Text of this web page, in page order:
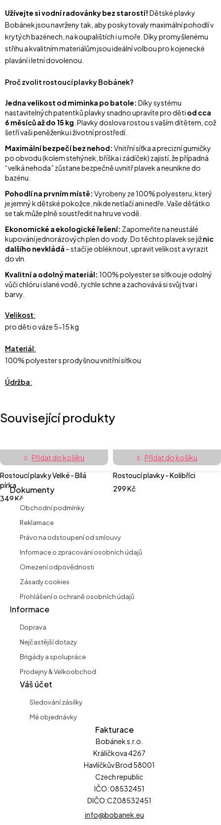
Užívejte si vodní radovánky bez starostí! Dětské plavky
Bobánek jsou navrženy tak, aby poskytovaly maximální pohodlí v
krytých bazénech, na koupalištích i u moře. Díky promyšlenému
střihu a kvalitním materiálům jsou ideální volbou pro kojenecké
plavání i letní dovolenou.
Proč zvolit rostoucí plavky Bobánek?
Jedna velikost od miminka po batole: Díky systému
nastavitelných patentků plavky snadno upravíte pro děti od cca
6 měsíců až do 15 kg . Plavky doslova rostou s vaším dítětem, což
šetří vaši peněženku i životní prostředí.
Maximální bezpečí bez nehod: Vnitřní síťka a precizní gumičky
po obvodu (kolem stehýnek, bříška i zádíček) zajistí, že případná
“velká nehoda” zůstane bezpečně uvnitř plavek a neunikne do
bazénu.
Pohodlí na prvním místě: Vyrobeny ze 100% polyesteru, který
je jemný k dětské pokožce, nikde netlačí ani nedře. Vaše děťátko
se tak může plně soustředit na hru ve vodě.
Ekonomické a ekologické řešení: Zapomeňte na neustálé
kupování jednorázových plen do vody. Do těchto plavek se jižnic
dalšího nevkládá – stačí je obléknout, upravit velikost a vyrazit
do vln.
Kvalitní a odolný materiál: 100% polyester se síťkou je odolný
vůči chlóru i slané vodě, rychle schne a zachovává si svůj tvar i
barvy.
Velikost:
pro děti o váze 5-15 kg
Materiál:
100% polyester s prodyšnou vnitřní síťkou
Údržba:
Související produkty
Přidat do košíku
Rostoucí plavky Velké - Bílá
pírka
349Kč
Přidat do košíku
Rostoucí plavky - Kolibříci
299Kč
Dokumenty
Obchodní podmínky
Reklamace
Právo na odstoupení od smlouvy
Informace o zpracování osobních údajů
Omezení odpovědnosti
Zásady cookies
Prohlášení o ochraně osobních údajů
Informace
Doprava
Nejčastější dotazy
Brigády a spolupráce
Prodejny & Velkoobchod
Váš účet
Sledování zásilky
Mé objednávky
Fakturace
Bobánek s.r.o.
Králíčkova 4267
Havlíčkův Brod 58001
Czech republic
IČO: 08532451
DIČO:CZ08532451
info@bobanek.eu